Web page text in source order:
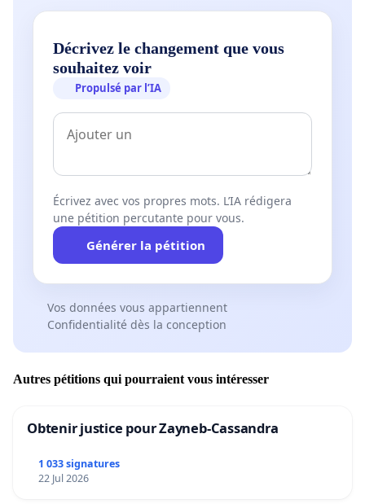
Décrivez le changement que vous
souhaitez voir
Propulsé par l’IA
Écrivez avec vos propres mots. L’IA rédigera
une pétition percutante pour vous.
Générer la pétition
Vos données vous appartiennent
Confidentialité dès la conception
Autres pétitions qui pourraient vous intéresser
Obtenir justice pour Zayneb-Cassandra
1 033 signatures
22 Jul 2026